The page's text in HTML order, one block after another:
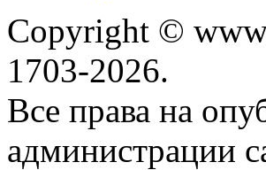
Copyright ©
1703-2026.
Все права на
администрации